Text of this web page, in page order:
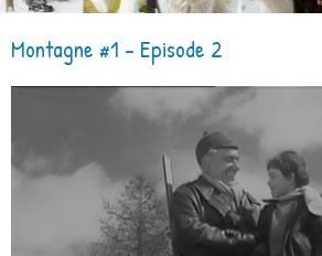
Montagne #1 - Episode 2